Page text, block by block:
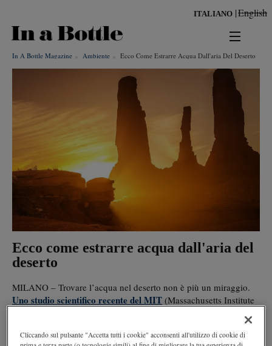
contenuto
ITALIANO English
news
territorio
benessere
ambiente
tendenze
In A Bottle Magazine Ambiente Ecco Come Estrarre Acqua Dall'aria Del Deserto
Ecco come estrarre acqua dall'aria del
deserto
MILANO – Trovare l’acqua nel deserto non è più un miraggio.
Uno studio scientifico recente del MIT (Massachusetts Institute
water production from desert air”, ha dimostrato che è possibile
Cliccando sul pulsante "Accetta tutti i cookie" acconsenti all'utilizzo di cookie di